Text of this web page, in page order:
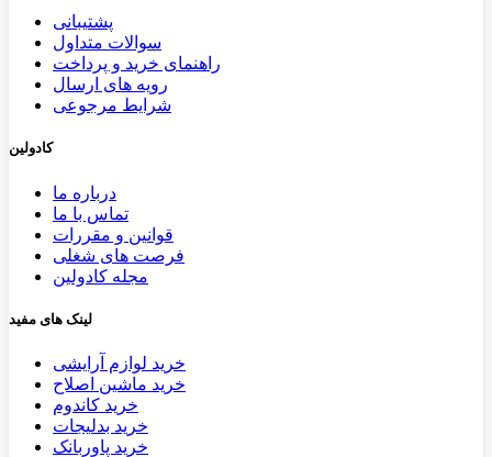
پشتیب​​انی
سوالات متداول
راهنمای خرید و پرداخت
رویه های ارسال
شرایط مرجوعی
کادولین
درباره ما
تماس با ما
قوانین و مقررات
فرصت های شغلی
مجله کادولین
لینک های مفید
خرید لوازم آرایشی
خرید ماشین اصلاح
خرید کاندوم
خرید بدلیجات
خرید پاوربانک